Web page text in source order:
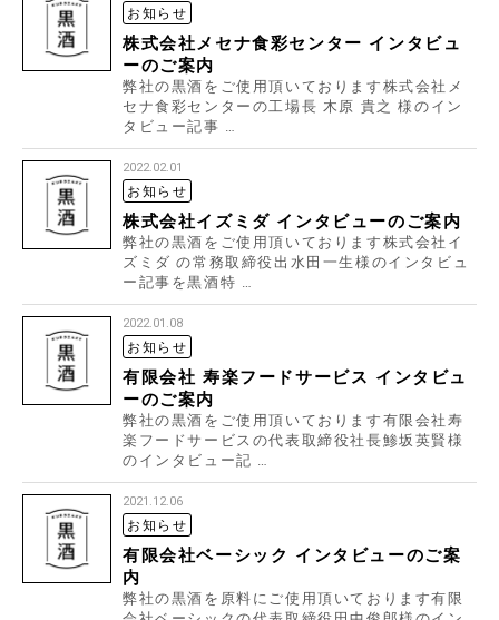
お知らせ
株式会社メセナ食彩センター インタビュ
ーのご案内
弊社の黒酒をご使用頂いております株式会社メ
セナ食彩センターの工場長 木原 貴之 様のイン
タビュー記事 …
2022.02.01
お知らせ
株式会社イズミダ インタビューのご案内
弊社の黒酒をご使用頂いております株式会社イ
ズミダ の常務取締役出水田一生様のインタビュ
ー記事を黒酒特 …
2022.01.08
お知らせ
有限会社 寿楽フードサービス インタビュ
ーのご案内
弊社の黒酒をご使用頂いております有限会社寿
楽フードサービスの代表取締役社長鯵坂英賢様
のインタビュー記 …
2021.12.06
お知らせ
有限会社ベーシック インタビューのご案
内
弊社の黒酒を原料にご使用頂いております有限